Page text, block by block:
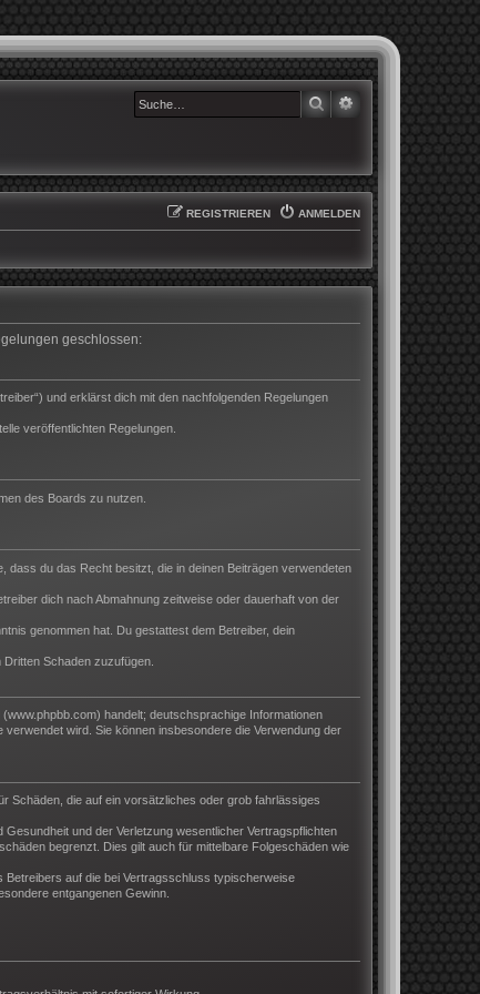
SUCHE
ANMELDEN
REGISTRIEREN
geschlossen:
und erklärst dich mit den nachfolgenden Regelungen
veröffentlichten Regelungen.
des Boards zu nutzen.
du das Recht besitzt, die in deinen Beiträgen verwendeten
dich nach Abmahnung zeitweise oder dauerhaft von der
genommen hat. Du gestattest dem Betreiber, dein
Schaden zuzufügen.
handelt; deutschsprachige Informationen
wird. Sie können insbesondere die Verwendung der
Schäden, die auf ein vorsätzliches oder grob fahrlässiges
und der Verletzung wesentlicher Vertragspflichten
begrenzt. Dies gilt auch für mittelbare Folgeschäden wie
auf die bei Vertragsschluss typischerweise
entgangenen Gewinn.